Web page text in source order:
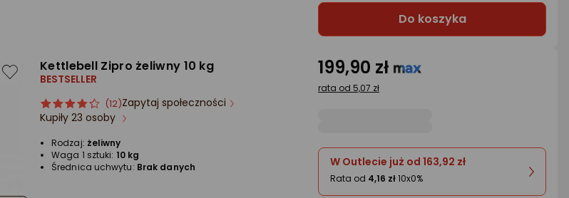
Do koszyka
Kettlebell Zipro żeliwny 10 kg
BESTSELLER
ocena
produktu
gwiazdki
Ocena
produktu
(12)Zapytaj społeczności
Kupiły 23 osoby
Rodzaj: żeliwny
Waga 1 sztuki: 10 kg
Średnica uchwytu: Brak danych
199,90 zł
rata od 5,07 zł
W Outlecie już od 163,92 zł
Rata od 4,16 zł10x0%